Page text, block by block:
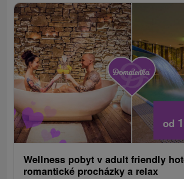
od
Wellness pobyt v adult friendly
romantické procházky a relax